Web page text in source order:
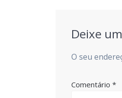
Deixe
O seu
Comentário*